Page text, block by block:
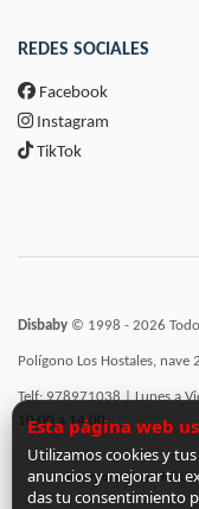
REDES SOCIALES
Facebook
Instagram
TikTok
Disbaby © 1998 - 2026
Polígono Los Hostales, nave
Telf: 978971038 | Lunes a
10:00 a 14:00
Incorporación de
Esta página web
Utilizamos cookies y
anuncios y mejorar tu
das tu consentimiento